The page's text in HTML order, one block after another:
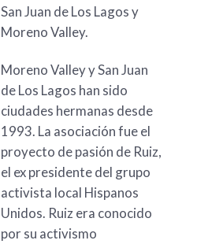
San Juan de Los Lagos y
Moreno Valley.
Moreno Valley y San Juan
de Los Lagos han sido
ciudades hermanas desde
1993. La asociación fue el
proyecto de pasión de Ruiz,
el ex presidente del grupo
activista local Hispanos
Unidos. Ruiz era conocido
por su activismo